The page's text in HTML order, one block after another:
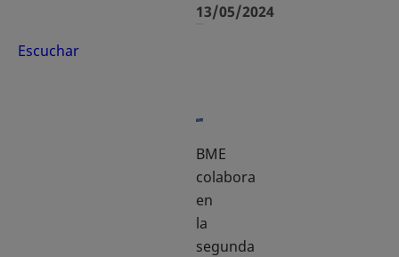
13/05/2024
Escuchar
BME
colabora
en
la
segunda